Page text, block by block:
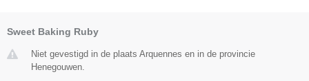
Sweet Baking Ruby
Niet gevestigd in de plaats Arquennes en in de provincie
Henegouwen.